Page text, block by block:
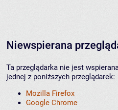
Niewspierana
Ta przeglądarka nie jest
jednej z poniższych przeglądarek:
Mozilla Firefox
Google Chrome